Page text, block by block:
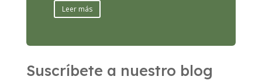
Leer más
Suscríbete a nuestro blog